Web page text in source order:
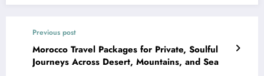
Previous post
Morocco Travel Packages for Private, Soulful
Journeys Across Desert, Mountains, and Sea